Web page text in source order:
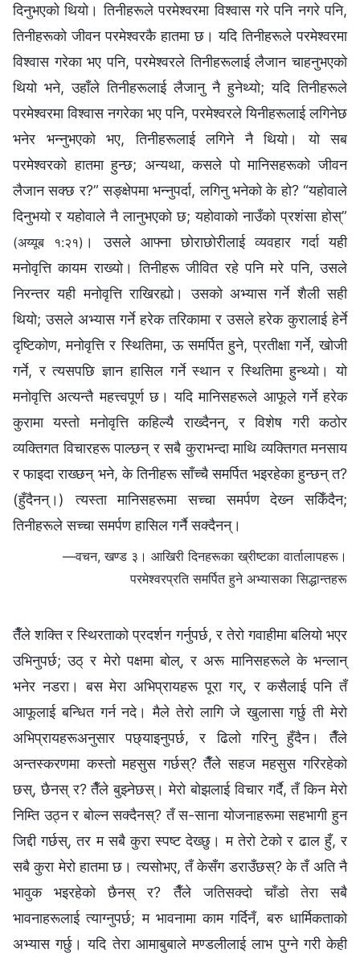
दिनुभएको थियो। तिनीहरूले परमेश्‍वरमा विश्‍वास गरे पनि नगरे पनि,
तिनीहरूको जीवन परमेश्‍वरकै हातमा छ। यदि तिनीहरूले परमेश्‍वरमा
विश्‍वास गरेका भए पनि, परमेश्‍वरले तिनीहरूलाई लैजान चाहनुभएको
थियो भने, उहाँले तिनीहरूलाई लैजानु नै हुनेथ्यो; यदि तिनीहरूले
परमेश्‍वरमा विश्‍वास नगरेका भए पनि, परमेश्‍वरले यिनीहरूलाई लगिनेछ
भनेर भन्‍नुभएको भए, तिनीहरूलाई लगिने नै थियो। यो सब
परमेश्‍वरको हातमा हुन्छ; अन्यथा, कसले पो मानिसहरूको जीवन
लैजान सक्छ र?” सङ्क्षेपमा भन्‍नुपर्दा, लगिनु भनेको के हो? “यहोवाले
दिनुभयो र यहोवाले नै लानुभएको छ; यहोवाको नाउँको प्रशंसा होस्”
(अय्यूब १:२१) । उसले आफ्ना छोराछोरीलाई व्यवहार गर्दा यही
मनोवृत्ति कायम राख्यो। तिनीहरू जीवित रहे पनि मरे पनि, उसले
निरन्तर यही मनोवृत्ति राखिरह्यो। उसको अभ्यास गर्ने शैली सही
थियो; उसले अभ्यास गर्ने हरेक तरिकामा र उसले हरेक कुरालाई हेर्ने
दृष्टिकोण, मनोवृत्ति र स्थितिमा, ऊ समर्पित हुने, प्रतीक्षा गर्ने, खोजी
गर्ने, र त्यसपछि ज्ञान हासिल गर्ने स्थान र स्थितिमा हुन्थ्यो। यो
मनोवृत्ति अत्यन्तै महत्त्वपूर्ण छ। यदि मानिसहरूले आफूले गर्ने हरेक
कुरामा यस्तो मनोवृत्ति कहिल्यै राख्दैनन्, र विशेष गरी कठोर
व्यक्तिगत विचारहरू पाल्छन् र सबै कुराभन्दा माथि व्यक्तिगत मनसाय
र फाइदा राख्छन् भने, के तिनीहरू साँच्‍चै समर्पित भइरहेका हुन्छन् त?
(हुँदैनन्।) त्यस्ता मानिसहरूमा सच्‍चा समर्पण देख्‍न सकिँदैन;
तिनीहरूले सच्‍चा समर्पण हासिल गर्नै सक्दैनन्।
—वचन, खण्ड ३। आखिरी दिनहरूका ख्रीष्टका वार्तालापहरू।
परमेश्‍वरप्रति समर्पित हुने अभ्यासका सिद्धान्तहरू
तैँले शक्ति र स्थिरताको प्रदर्शन गर्नुपर्छ, र तेरो गवाहीमा बलियो भएर
उभिनुपर्छ; उठ् र मेरो पक्षमा बोल्, र अरू मानिसहरूले के भन्लान्
भनेर नडरा। बस मेरा अभिप्रायहरू पूरा गर्, र कसैलाई पनि तँ
आफूलाई बन्धित गर्न नदे। मैले तेरो लागि जे खुलासा गर्छु ती मेरो
अभिप्रायहरूअनुसार पछ्याइनुपर्छ, र ढिलो गरिनु हुँदैन। तैँले
अन्तस्करणमा कस्तो महसुस गर्छस्? तैँले सहज महसुस गरिरहेको
छस्, छैनस् र? तैँले बुझ्नेछस्। मेरो बोझलाई विचार गर्दै, तँ किन मेरो
निम्ति उठ्न र बोल्न सक्दैनस्? तँ स-साना योजनाहरूमा सहभागी हुन
जिद्दी गर्छस्, तर म सबै कुरा स्पष्ट देख्छु। म तेरो टेको र ढाल हुँ, र
सबै कुरा मेरो हातमा छ। त्यसोभए, तँ केसँग डराउँछस्? के तँ अति नै
भावुक भइरहेको छैनस् र? तैँले जतिसक्दो चाँडो तेरा सबै
भावनाहरूलाई त्याग्नुपर्छ; म भावनामा काम गर्दिनँ, बरु धार्मिकताको
अभ्यास गर्छु। यदि तेरा आमाबुबाले मण्डलीलाई लाभ पुग्ने गरी केही